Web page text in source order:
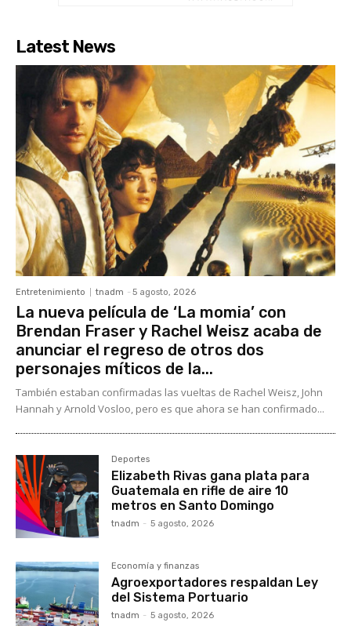
Latest News
Entretenimiento tnadm - 5 agosto, 2026
La nueva película de ‘La momia’ con
Brendan Fraser y Rachel Weisz acaba de
anunciar el regreso de otros dos
personajes míticos de la...
También estaban confirmadas las vueltas de Rachel Weisz, John
Hannah y Arnold Vosloo, pero es que ahora se han confirmado...
Deportes
Elizabeth Rivas gana plata para
Guatemala en rifle de aire 10
metros en Santo Domingo
tnadm - 5 agosto, 2026
Economía y finanzas
Agroexportadores respaldan Ley
del Sistema Portuario
tnadm - 5 agosto, 2026